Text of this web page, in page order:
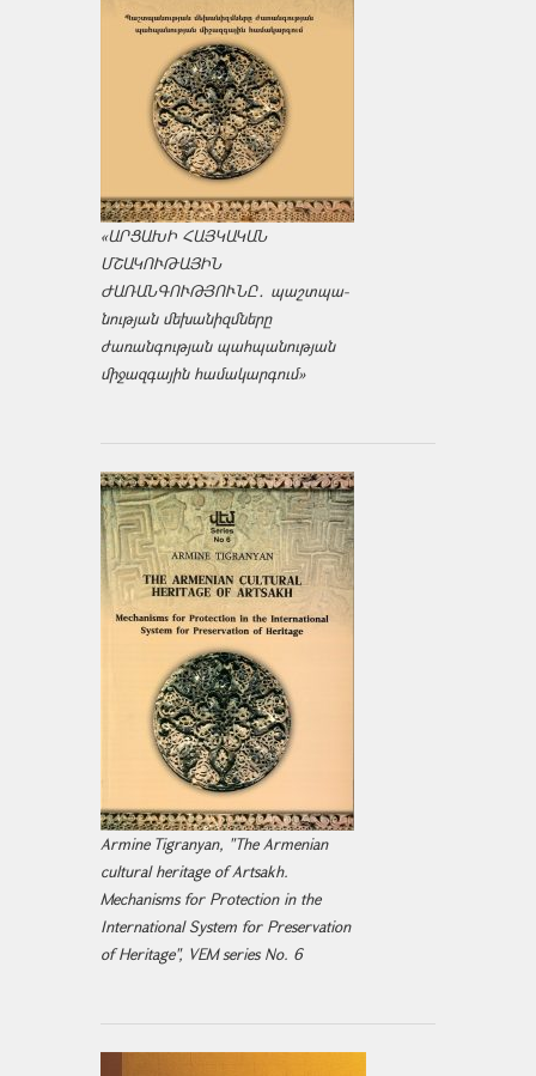
«ԱՐՑԱԽԻ ՀԱՅԿԱԿԱՆ
ՄՇԱԿՈՒԹԱՅԻՆ
ԺԱՌԱՆԳՈՒԹՅՈՒՆԸ․ պաշտպա­
նության մեխանիզմները
ժառանգության պահպանության
միջազ­գային համակարգում»
Armine Tigranyan, "The Armenian
cultural heritage of Artsakh.
Mechanisms for Protection in the
International System for Preservation
of Heritage", VEM series No. 6